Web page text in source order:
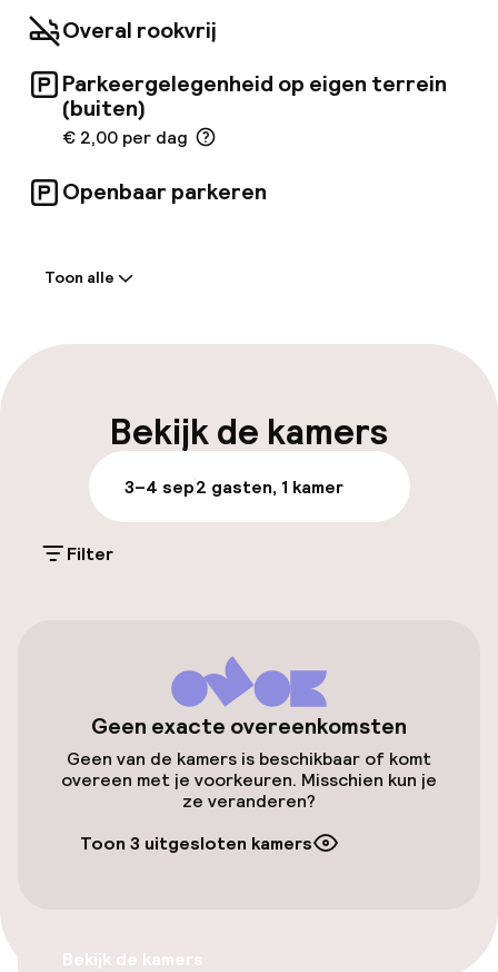
parkeerruimte beschikbaar voor het comfort
van de gasten. Er wordt een handige
door de accommodatie. Riad Haraka kan een
bedrag aanrekenen voor sommige van deze
services.
Overal rookvrij
Parkeergelegenheid op eigen terrein
(buiten)
€ 2,00 per dag
Openbaar parkeren
Vroeg uitchecken mogelijk
Bagageruimte
Parkeren & mobiliteit
Openbaar parkeren
Fietsverhuur
Toon alle
Bekijk de kamers
3–4 sep2 gasten, 1 kamer
Filter
Geen exacte overeenkomsten
Geen van de kamers is beschikbaar of komt
overeen met je voorkeuren. Misschien kun je
ze veranderen?
Toon 3 uitgesloten kamers
Bekijk de kamers